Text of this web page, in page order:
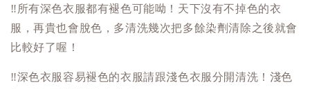
‼️ 所有深色衣服都有褪色可能呦！天下沒有不掉色的衣
服，再貴也會脫色，多清洗幾次把多餘染劑清除之後就會
比較好了喔！
‼️深色衣服容易褪色的衣服請跟淺色衣服分開清洗！淺色